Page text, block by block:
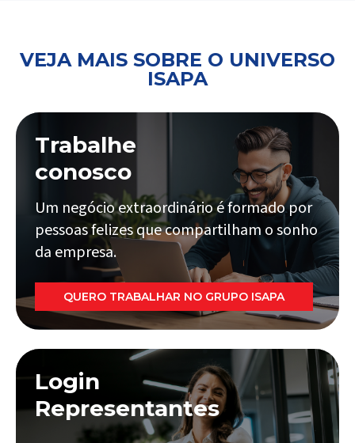
VEJA MAIS SOBRE O UNIVERSO
ISAPA
Trabalhe
conosco
Um negócio extraordinário é formado por
pessoas felizes que compartilham o sonho
da empresa.
QUERO TRABALHAR NO GRUPO ISAPA
Login
Representantes